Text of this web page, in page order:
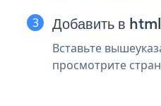
Добавить в
Вставьте
просмотрите